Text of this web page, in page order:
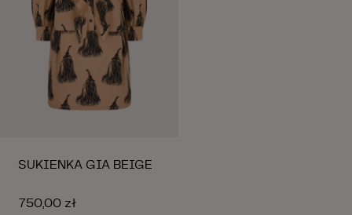
SUKIENKA GIA BEIGE
750,00 zł